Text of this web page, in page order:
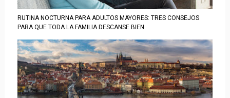
RUTINA NOCTURNA PARA ADULTOS MAYORES: TRES CONSEJOS
PARA QUE TODA LA FAMILIA DESCANSE BIEN